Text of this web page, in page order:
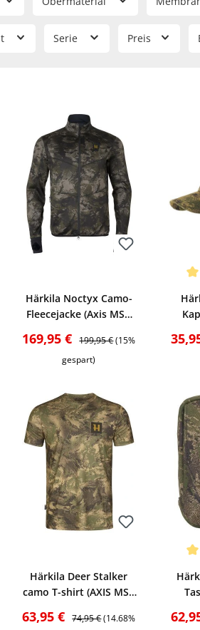
Elemente verringern die
Serie Preis
Härkila Noctyx Camo-
Fleecejacke (Axis MSP
Verkaufspreis:
169,95 € Regulärer Preis:
199,95 €(15%
gespart)
Härkila Deer Stalker
camo T-shirt (AXIS MSP
Verkaufspreis:
63,95 € Regulärer Preis:
74,95 €(14.68%